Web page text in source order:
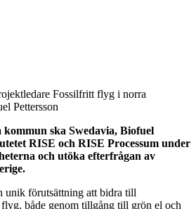
Fossilfritt flyg i norra
Pettersson
kommun ska Swedavia, Biofuel
RISE och RISE Processum under
och utöka efterfrågan av
unik förutsättning att bidra till
både genom tillgång till grön el och